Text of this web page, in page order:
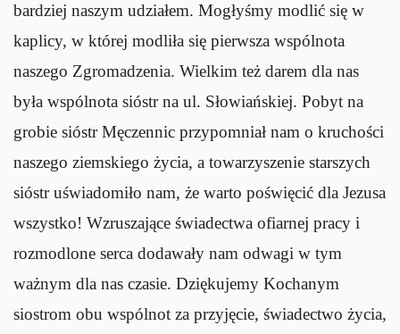
bardziej naszym udziałem. Mogłyśmy modlić się w
kaplicy, w której modliła się pierwsza wspólnota
naszego Zgromadzenia. Wielkim też darem dla nas
była wspólnota sióstr na ul. Słowiańskiej. Pobyt na
grobie sióstr Męczennic przypomniał nam o kruchości
naszego ziemskiego życia, a towarzyszenie starszych
sióstr uświadomiło nam, że warto poświęcić dla Jezusa
wszystko! Wzruszające świadectwa ofiarnej pracy i
rozmodlone serca dodawały nam odwagi w tym
ważnym dla nas czasie. Dziękujemy Kochanym
siostrom obu wspólnot za przyjęcie, świadectwo życia,